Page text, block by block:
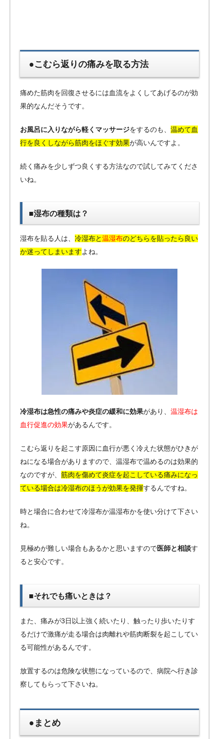
●こむら返りの痛みを取る方法
痛めた筋肉を回復させるには血流をよくしてあげるのが効
果的なんだそうです。
お風呂に入りながら軽くマッサージをするのも、 温めて血
行を良くしながら筋肉をほぐす効果が高いんですよ。
続く痛みを少しずつ良くする方法なので試してみてくださ
いね。
■湿布の種類は？
湿布を貼る人は、 冷湿布と温湿布のどちらを貼ったら良い
か迷ってしまいますよね。
冷湿布は急性の痛みや炎症の緩和に効果があり、 温湿布は
血行促進の効果があるんです。
こむら返りを起こす原因に血行が悪く冷えた状態がひきが
ねになる場合がありますので、温湿布で温めるのは効果的
なのですが、 筋肉を傷めて炎症を起こしている痛みになっ
ている場合は冷湿布のほうが効果を発揮するんですね。
時と場合に合わせて冷湿布か温湿布かを使い分けて下さい
ね。
見極めが難しい場合もあるかと思いますので医師と相談す
ると安心です。
■それでも痛いときは？
また、痛みが3日以上強く続いたり、触ったり歩いたりす
るだけで激痛が走る場合は肉離れや筋肉断裂を起こしてい
る可能性があるんです。
放置するのは危険な状態になっているので、病院へ行き診
察してもらって下さいね。
●まとめ